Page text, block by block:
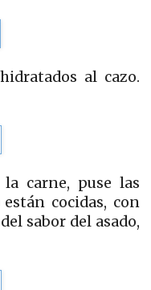
al cazo.
carne, puse las
cocidas, con
sabor del asado,